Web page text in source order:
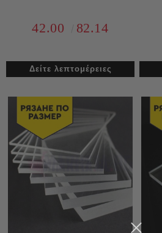
42.00 82.14
Δείτε λεπτομέρειες